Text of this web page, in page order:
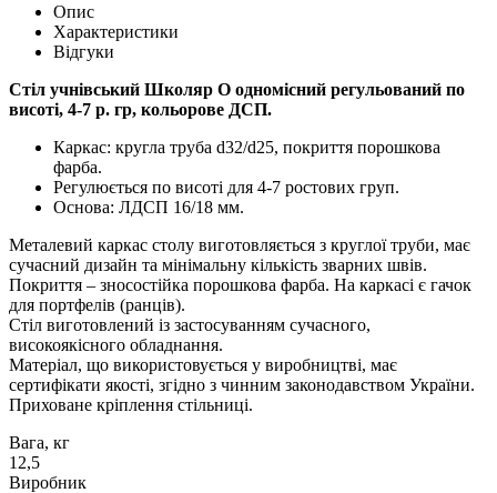
Опис
Характеристики
Відгуки
Стіл учнівський Школяр О одномісний регульований по
висоті, 4-7 р. гр, кольорове ДСП.
Каркас: кругла труба d32/d25, покриття порошкова
фарба.
Регулюється по висоті для 4-7 ростових груп.
Основа: ЛДСП 16/18 мм.
Металевий каркас столу виготовляється з круглої труби, має
сучасний дизайн та мінімальну кількість зварних швів.
Покриття – зносостійка порошкова фарба. На каркасі є гачок
для портфелів (ранців).
Стіл виготовлений із застосуванням сучасного,
високоякісного обладнання.
Матеріал, що використовується у виробництві, має
сертифікати якості, згідно з чинним законодавством України.
Приховане кріплення стільниці.
Вага, кг
12,5
Виробник